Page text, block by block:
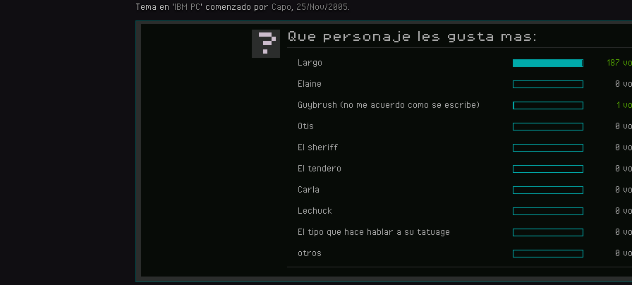
Tema en 'IBM PC' comenzado por Capo 25/Nov/2005
? Que personaje les gusta mas:
Largo
187
Elaine
0
Guybrush (no me acuerdo como se escribe)
1
Otis
0
El sheriff
0
El tendero
0
Carla
0
Lechuck
0
El tipo que hace hablar a su tatuage
0
otros
0